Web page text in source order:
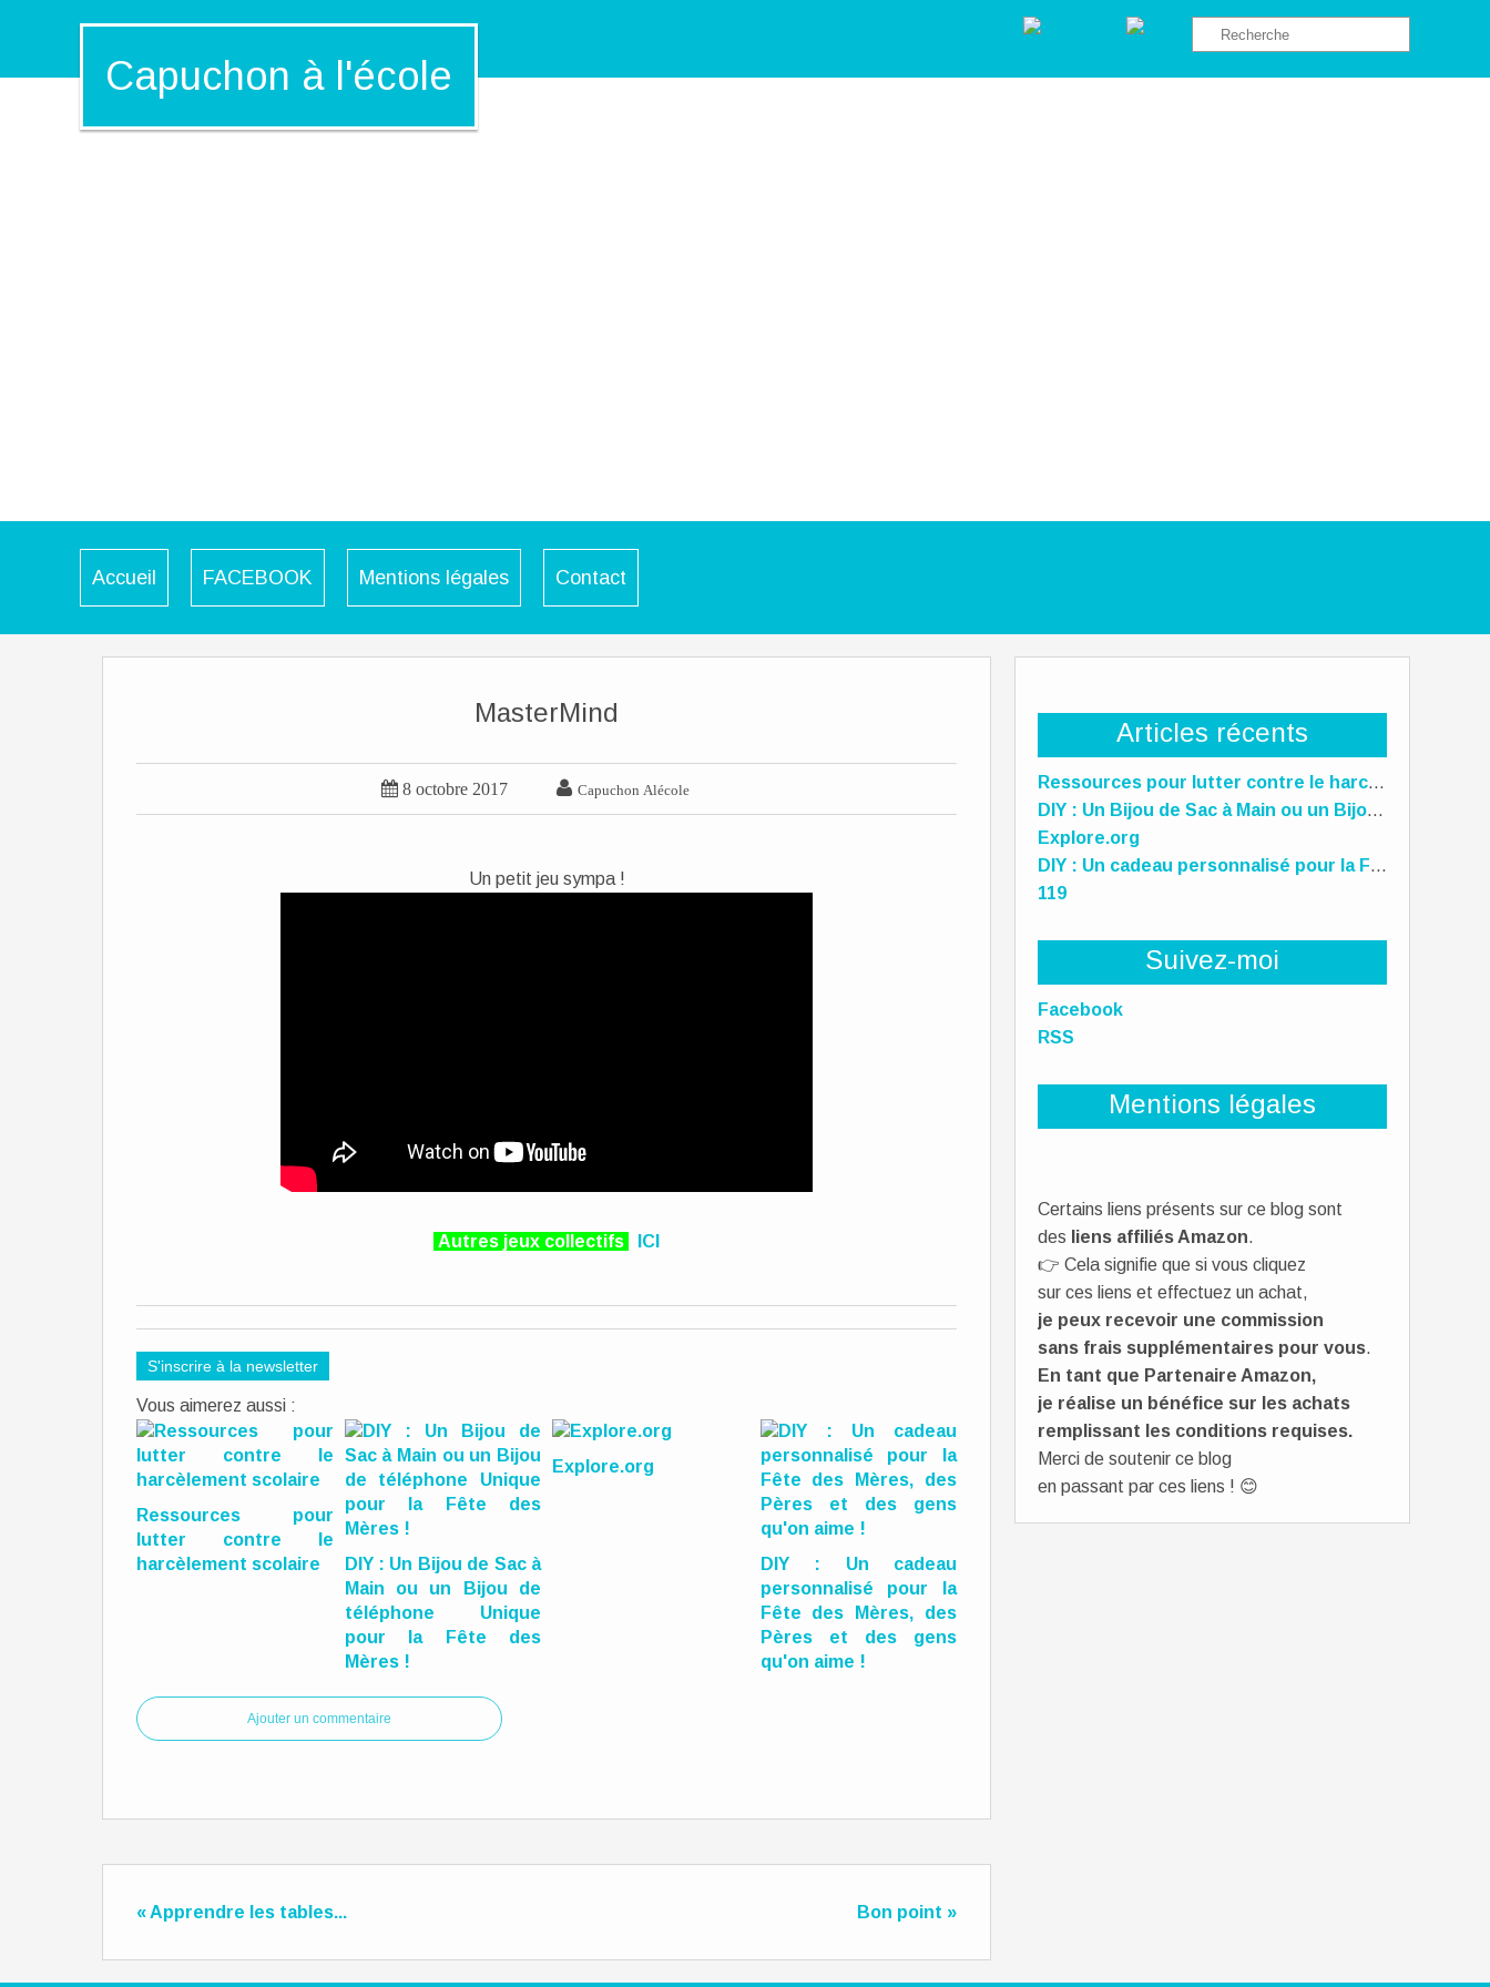
Capuchon à l'école
Accueil FACEBOOK Mentions légales Contact
Articles récents
Ressources pour lutter contre le harcèlement scolaire
DIY : Un Bijou de Sac à Main ou un Bijou de téléphone Unique pour la Fête des Mères !
Explore.org
DIY : Un cadeau personnalisé pour la Fête des Mères, des Pères et des gens qu'on aime !
119
Suivez-moi
Facebook
RSS
Mentions légales
Certains liens présents sur ce blog sont
des liens affiliés Amazon.
👉 Cela signifie que si vous cliquez
sur ces liens et effectuez un achat,
je peux recevoir une commission
sans frais supplémentaires pour vous.
En tant que Partenaire Amazon,
je réalise un bénéfice sur les achats
remplissant les conditions requises.
Merci de soutenir ce blog
en passant par ces liens ! 😊
MasterMind
 8 octobre 2017  Capuchon Alécole
Un petit jeu sympa !
Autres jeux collectifs ICI
S'inscrire à la newsletter
Vous aimerez aussi :
Ressources pour
lutter contre le
harcèlement scolaire
DIY : Un Bijou de Sac à
Main ou un Bijou de
téléphone Unique
pour la Fête des
Mères !
Explore.org
DIY : Un cadeau
personnalisé pour la
Fête des Mères, des
Pères et des gens
qu'on aime !
Ajouter un commentaire
« Apprendre les tables... Bon point »